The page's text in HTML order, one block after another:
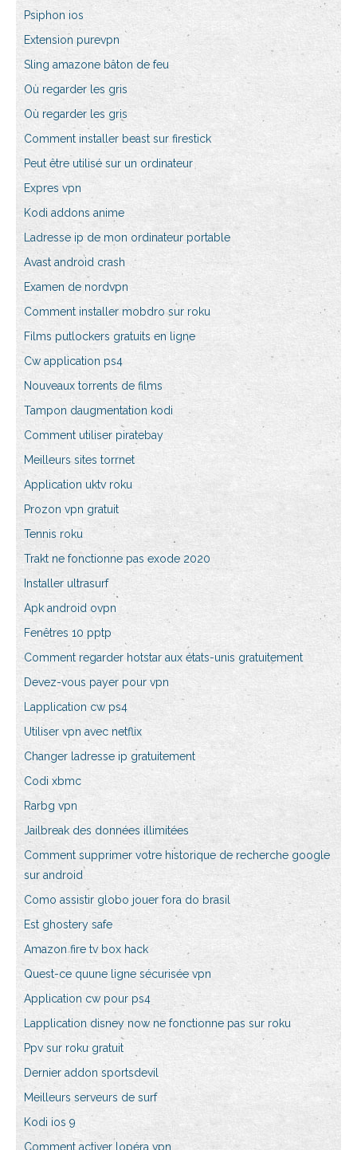
Psiphon ios
Extension purevpn
Sling amazone bâton de feu
Où regarder les gris
Où regarder les gris
Comment installer beast sur firestick
Peut être utilisé sur un ordinateur
Expres vpn
Kodi addons anime
Ladresse ip de mon ordinateur portable
Avast android crash
Examen de nordvpn
Comment installer mobdro sur roku
Films putlockers gratuits en ligne
Cw application ps4
Nouveaux torrents de films
Tampon daugmentation kodi
Comment utiliser piratebay
Meilleurs sites torrnet
Application uktv roku
Prozon vpn gratuit
Tennis roku
Trakt ne fonctionne pas exode 2020
Installer ultrasurf
Apk android ovpn
Fenêtres 10 pptp
Comment regarder hotstar aux états-unis gratuitement
Devez-vous payer pour vpn
Lapplication cw ps4
Utiliser vpn avec netflix
Changer ladresse ip gratuitement
Codi xbmc
Rarbg vpn
Jailbreak des données illimitées
Comment supprimer votre historique de recherche google
sur android
Como assistir globo jouer fora do brasil
Est ghostery safe
Amazon fire tv box hack
Quest-ce quune ligne sécurisée vpn
Application cw pour ps4
Lapplication disney now ne fonctionne pas sur roku
Ppv sur roku gratuit
Dernier addon sportsdevil
Meilleurs serveurs de surf
Kodi ios 9
Comment activer lopéra vpn